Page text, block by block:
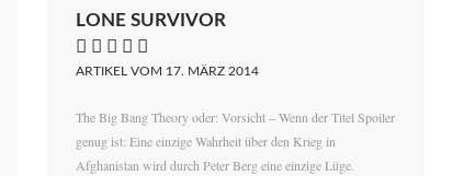
Magdalena ZalewskiLONE SURVIVOR
    
ARTIKEL VOM 17. MÄRZ 2014
The Big Bang Theory oder: Vorsicht – Wenn der Titel Spoiler
genug ist: Eine einzige Wahrheit über den Krieg in
Afghanistan wird durch Peter Berg eine einzige Lüge.